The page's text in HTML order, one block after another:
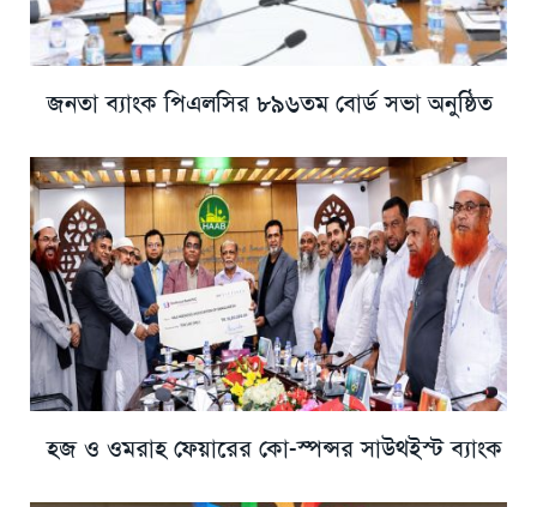
জনতা ব্যাংক পিএলসির ৮৯৬তম বোর্ড সভা অনুষ্ঠিত
হজ ও ওমরাহ ফেয়ারের কো-স্পন্সর সাউথইস্ট ব্যাংক